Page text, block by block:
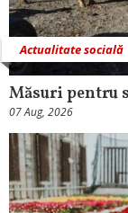
Actualitate socială
Măsuri pentru
07 Aug, 2026